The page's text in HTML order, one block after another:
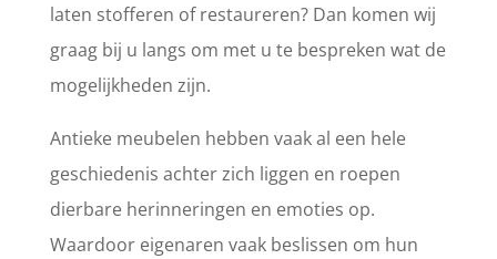
laten stofferen of restaureren? Dan komen wij
graag bij u langs om met u te bespreken wat de
mogelijkheden zijn.
Antieke meubelen hebben vaak al een hele
geschiedenis achter zich liggen en roepen
dierbare herinneringen en emoties op.
Waardoor eigenaren vaak beslissen om hun